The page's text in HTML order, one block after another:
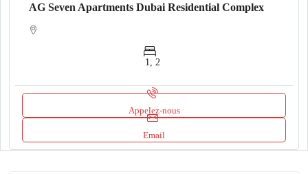
AG Seven Apartments Dubai Residential Complex
1, 2
Appelez-nous
Email